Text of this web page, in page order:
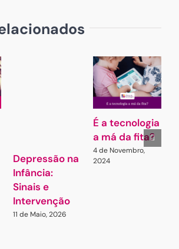
Depressão na
Infância:
Sinais e
Intervenção
11 de Maio, 2026
É a tecnologia
a má da fita?
4 de Novembro,
2024